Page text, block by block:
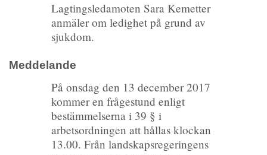
Lagtingsledamoten Sara Kemetter
anmäler om ledighet på grund av
sjukdom.
Meddelande
På onsdag den 13 december 2017
kommer en frågestund enligt
bestämmelserna i 39 § i
arbetsordningen att hållas klockan
13.00. Från landskapsregeringens